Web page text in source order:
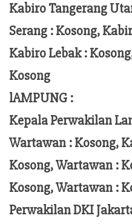
Kabiro Tangerang
Serang : Kosong,
Kabiro Lebak :
Kosong
lAMPUNG :
Kepala Perwakilan
Wartawan : Kosong,
Kosong, Wartawan :
Kosong, Wartawan :
Perwakilan DKI